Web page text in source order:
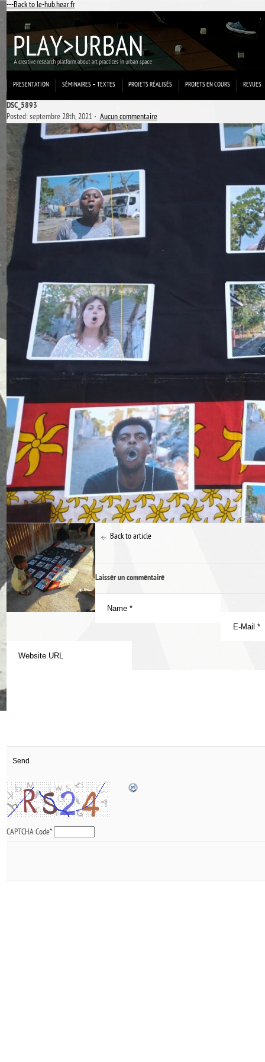
---Back to le-hub.hear.fr
PRESENTATION SÉMINAIRES – TEXTES PROJETS RÉALISÉS PROJETS EN COURS REVUES
DSC_5893
Posted: septembre 28th, 2021 ˑAucun commentaire
Back to article
Laisser un commentaire
CAPTCHA Code*